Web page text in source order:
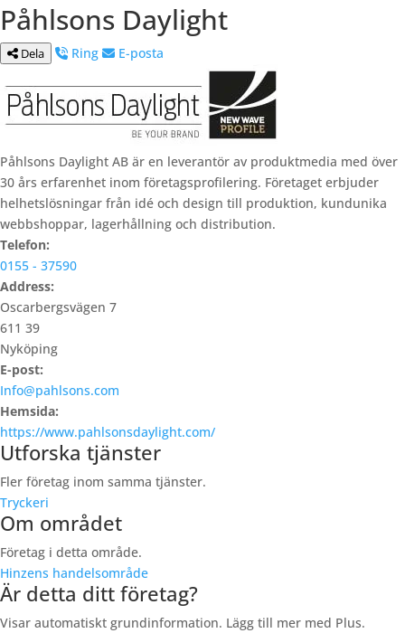
Påhlsons Daylight
Dela Ring E-posta
Påhlsons Daylight AB är en leverantör av produktmedia med över
30 års erfarenhet inom företagsprofilering. Företaget erbjuder
helhetslösningar från idé och design till produktion, kundunika
webbshoppar, lagerhållning och distribution.
Telefon:
0155 - 37590
Address:
Oscarbergsvägen 7
611 39
Nyköping
E-post:
Info@pahlsons.com
Hemsida:
https://www.pahlsonsdaylight.com/
Utforska tjänster
Fler företag inom samma tjänster.
Tryckeri
Om området
Företag i detta område.
Hinzens handelsområde
Är detta ditt företag?
Visar automatiskt grundinformation. Lägg till mer med Plus.